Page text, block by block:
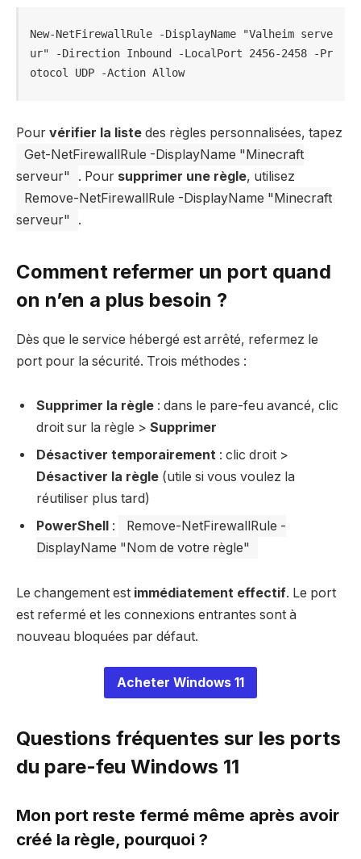
New-NetFirewallRule -DisplayName "Valheim serve
ur" -Direction Inbound -LocalPort 2456-2458 -Pr
otocol UDP -Action Allow
Pour vérifier la liste des règles personnalisées, tapez
Get-NetFirewallRule -DisplayName "Minecraft
serveur"
. Pour supprimer une règle, utilisez
Remove-NetFirewallRule -DisplayName "Minecraft
serveur"
.
Comment refermer un port quand
on n’en a plus besoin ?
Dès que le service hébergé est arrêté, refermez le
port pour la sécurité. Trois méthodes :
Supprimer la règle : dans le pare-feu avancé, clic
droit sur la règle > Supprimer
Désactiver temporairement : clic droit >
Désactiver la règle (utile si vous voulez la
réutiliser plus tard)
PowerShell
:
Remove-NetFirewallRule -
DisplayName "Nom de votre règle"
Le changement est immédiatement effectif. Le port
est refermé et les connexions entrantes sont à
nouveau bloquées par défaut.
Acheter Windows 11
Questions fréquentes sur les ports
du pare-feu Windows 11
Mon port reste fermé même après avoir
créé la règle, pourquoi ?